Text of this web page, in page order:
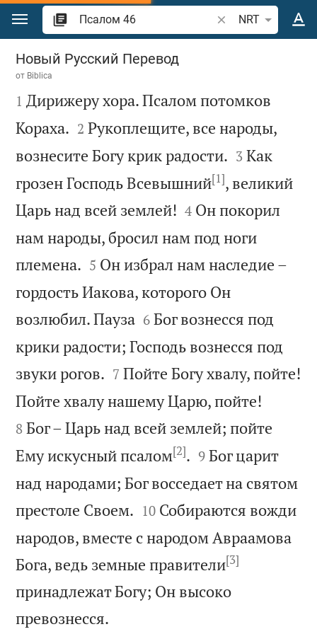
Перейти к содержанию
Поиск по отрывку
NRT
Псалом 46
Новый Русский Перевод
от Biblica

1 Дирижеру хора. Псалом потомков
Кораха. 

2 Рукоплещите, все народы,
вознесите Богу крик радости. 

3 Как
грозен Господь Всевышний[1], великий
Царь над всей землей! 

4 Он покорил
нам народы, бросил нам под ноги
племена. 

5 Он избрал нам наследие –
гордость Иакова, которого Он
возлюбил. Пауза 

6 Бог вознесся под
крики радости; Господь вознесся под
звуки рогов. 

7 Пойте Богу хвалу, пойте!
Пойте хвалу нашему Царю, пойте!
8 Бог – Царь над всей землей; пойте
Ему искусный псалом[2]. 

9 Бог царит
над народами; Бог восседает на святом
престоле Своем. 

10 Собираются вожди
народов, вместе с народом Авраамова
Бога, ведь земные правители[3]
принадлежат Богу; Он высоко
превознесся.